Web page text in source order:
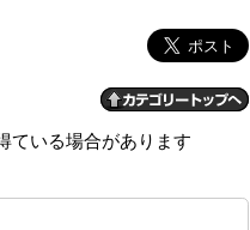
ている場合があります